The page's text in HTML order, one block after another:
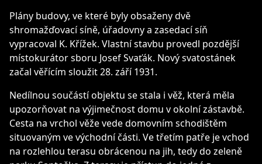
Plány budovy, ve které byly obsaženy dvě
shromažďovací síně, úřadovny a zasedací síň
vypracoval K. Křížek. Vlastní stavbu provedl pozdější
místokurátor sboru Josef Svaťák. Nový svatostánek
začal věřícím sloužit 28. září 1931.
Nedílnou součástí objektu se stala i věž, která měla
upozorňovat na výjimečnost domu v okolní zástavbě.
Cesta na vrchol věže vede domovním schodištěm
situovaným ve východní části. Ve třetím patře je vchod
na rozlehlou terasu obrácenou na jih, tedy do zeleně